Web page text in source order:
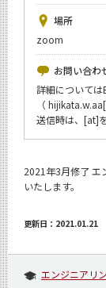
場所
zoom
お問い合わ
詳細について
（
送信時は、[at]
2021年3月修了 エ
いたします。
更新日：2021.01.21
エンジニアリ
Event Calendar
今後のイベント
今後の課程別
年別アーカイ